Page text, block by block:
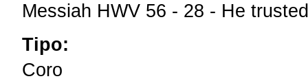
Messiah HWV 56 - 28 - He
Tipo:
Coro